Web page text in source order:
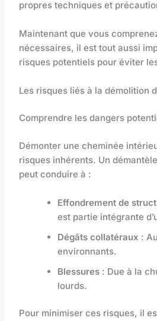
propres techniques et
Maintenant que vous
nécessaires, il est tout aussi
risques potentiels pour éviter
Les risques liés à la démolition
Comprendre les dangers
Démonter une cheminée
risques inhérents. Un
peut conduire à :
Effondrement de
est partie intégrante
Dégâts collatéraux :
environnants.
Blessures : Due à la
lourds.
Pour minimiser ces risques, il